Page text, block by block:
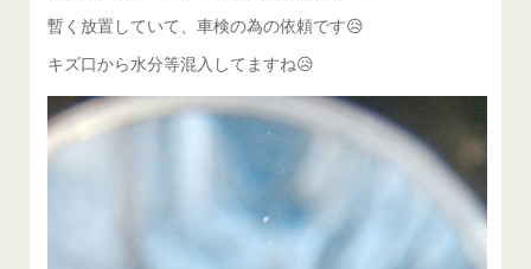
暫く放置していて、車検の為の依頼です😥
キズ口から水分等混入してますね😥